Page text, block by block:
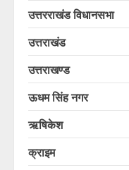
उत्तरराखंड विधानसभा
उत्तराखंड
उत्तराखण्ड
ऊधम सिंह नगर
ऋषिकेश
क्राइम